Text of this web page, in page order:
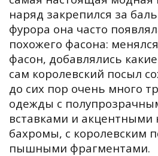
наряд закрепился за
фурора она часто
похожего фасона:
фасон, добавлялись
сам королевский посыл
до сих пор очень много
одежды с
вставками и акцентными
бахромы, с королевским
пышными фрагментами.